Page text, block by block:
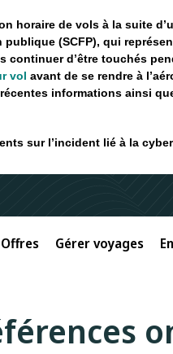
horaire de vols à la suite
(SCFP), qui
continuer d’être touchés
vol avant de se rendre à
informations ainsi
sur l’incident lié à la
Offres Gérer voyages